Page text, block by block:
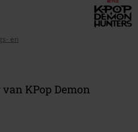
en
KPop Demon